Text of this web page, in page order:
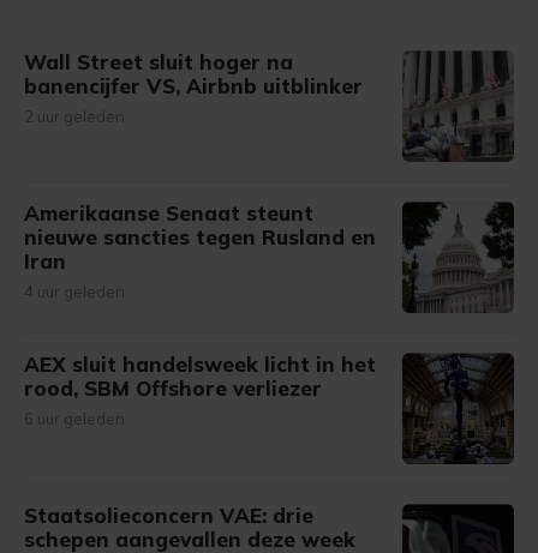
Wall Street sluit hoger na
banencijfer VS, Airbnb uitblinker
2 uur geleden
Amerikaanse Senaat steunt
nieuwe sancties tegen Rusland en
Iran
4 uur geleden
AEX sluit handelsweek licht in het
rood, SBM Offshore verliezer
6 uur geleden
Staatsolieconcern VAE: drie
schepen aangevallen deze week